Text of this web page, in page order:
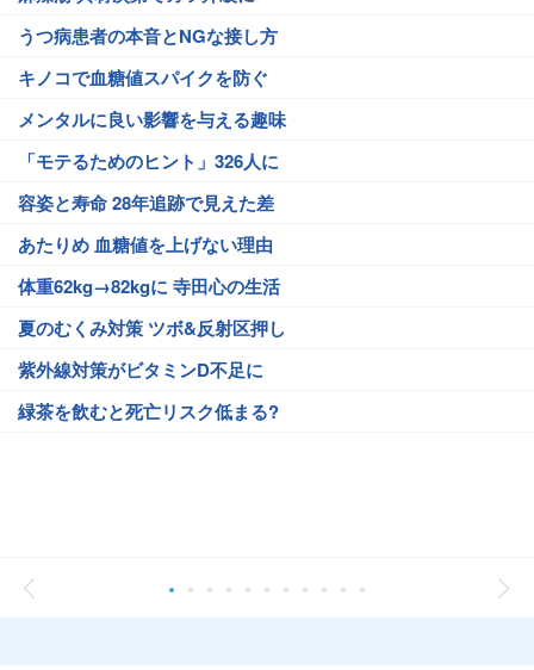
うつ病患者の本音とNGな接し方
キノコで血糖値スパイクを防ぐ
メンタルに良い影響を与える趣味
「モテるためのヒント」326人に
容姿と寿命 28年追跡で見えた差
あたりめ 血糖値を上げない理由
体重62kg→82kgに 寺田心の生活
夏のむくみ対策 ツボ&反射区押し
紫外線対策がビタミンD不足に
緑茶を飲むと死亡リスク低まる?